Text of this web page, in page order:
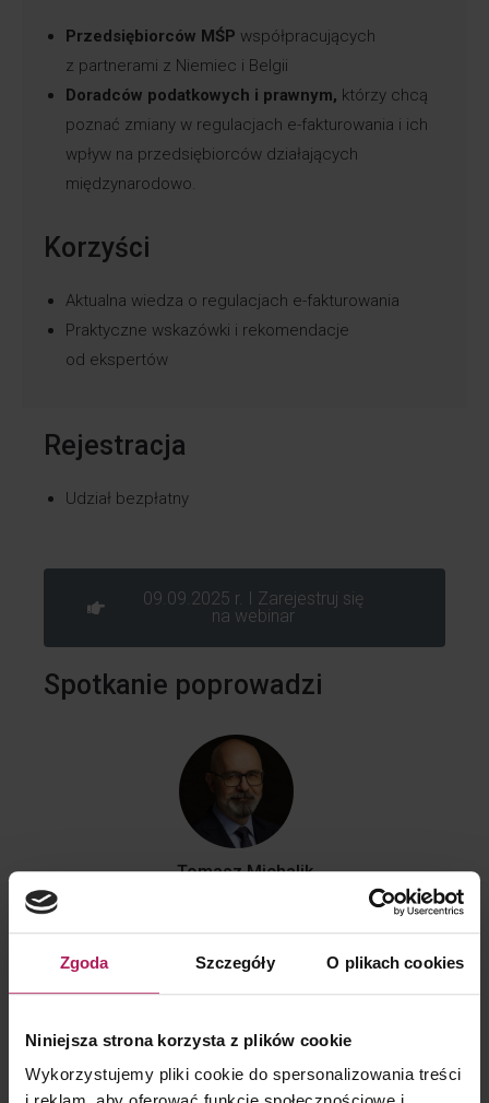
Zgoda Szczegóły O plikach cookies
Niniejsza strona korzysta z plików cookie
Wykorzystujemy pliki cookie do spersonalizowania treści
Przedsiębiorców MŚP współpracujących
z partnerami z Niemiec i Belgii
Doradców podatkowych i prawnym, którzy chcą
poznać zmiany w regulacjach e-fakturowania i ich
wpływ na przedsiębiorców działających
międzynarodowo.
Korzyści
Aktualna wiedza o regulacjach e-fakturowania
Praktyczne wskazówki i rekomendacje
od ekspertów
Rejestracja
Udział bezpłatny
09.09.2025 r. I Zarejestruj się
na webinar
Spotkanie poprowadzi
Tomasz Michalik
Partner | Doradca podatkowy | Szef zespołu VAT
+48 501 733 720
KONTAKT DLA KLIENTÓW